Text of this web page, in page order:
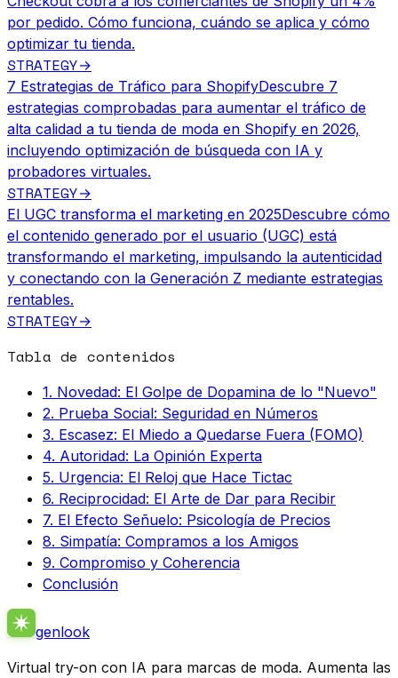
por pedido. Cómo funciona, cuándo se aplica y cómo
optimizar tu tienda.
STRATEGY→
7 Estrategias de Tráfico para ShopifyDescubre 7
estrategias comprobadas para aumentar el tráfico de
alta calidad a tu tienda de moda en Shopify en 2026,
incluyendo optimización de búsqueda con IA y
probadores virtuales.
STRATEGY→
El UGC transforma el marketing en 2025Descubre cómo
el contenido generado por el usuario (UGC) está
transformando el marketing, impulsando la autenticidad
y conectando con la Generación Z mediante estrategias
rentables.
STRATEGY→
Tabla de contenidos
1. Novedad: El Golpe de Dopamina de lo "Nuevo"
2. Prueba Social: Seguridad en Números
3. Escasez: El Miedo a Quedarse Fuera (FOMO)
4. Autoridad: La Opinión Experta
5. Urgencia: El Reloj que Hace Tictac
6. Reciprocidad: El Arte de Dar para Recibir
7. El Efecto Señuelo: Psicología de Precios
8. Simpatía: Compramos a los Amigos
9. Compromiso y Coherencia
Conclusión
genlook
Virtual try-on con IA para marcas de moda. Aumenta las